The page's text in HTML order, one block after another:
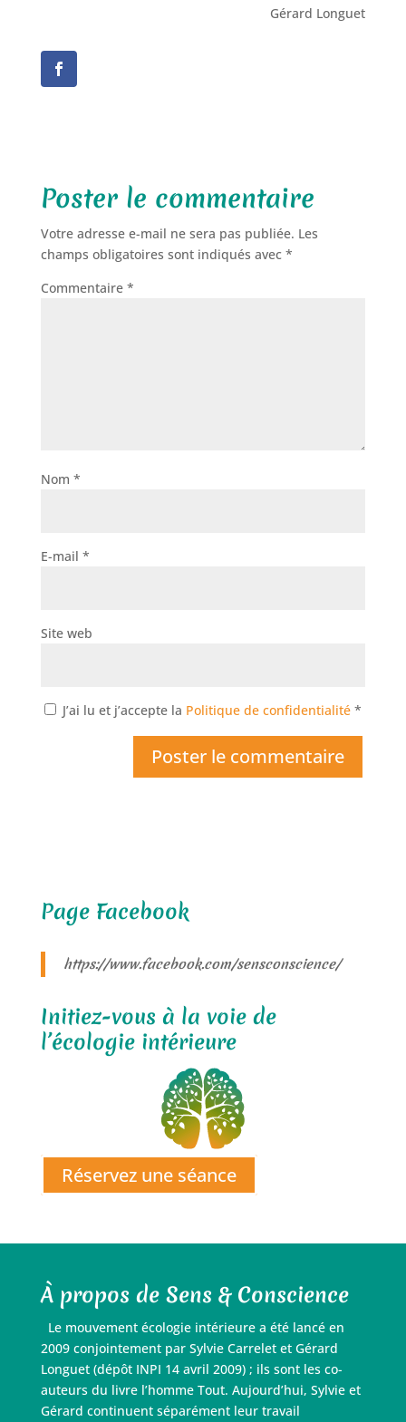
Gérard Longuet
Poster le commentaire
Votre adresse e-mail ne sera pas publiée. Les
champs obligatoires sont indiqués avec *
Commentaire *
Nom *
E-mail *
Site web
J’ai lu et j’accepte la Politique de confidentialité *
Page Facebook
https://www.facebook.com/sensconscience/
Initiez-vous à la voie de
l’écologie intérieure
Réservez une séance
À propos de Sens & Conscience
Le mouvement écologie intérieure a été lancé en
2009 conjointement par Sylvie Carrelet et Gérard
Longuet (dépôt INPI 14 avril 2009) ; ils sont les co-
auteurs du livre l’homme Tout. Aujourd’hui, Sylvie et
Gérard continuent séparément leur travail